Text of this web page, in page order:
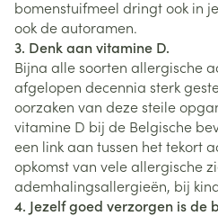
bomenstuifmeel dringt ook in
ook de autoramen.
3. Denk aan vitamine D.
Bijna alle soorten allergische
afgelopen decennia sterk
oorzaken van deze steile
vitamine D bij de Belgische
een link aan tussen het tekort
opkomst van vele allergische
ademhalingsallergieën, bij
4. Jezelf goed verzorgen is de